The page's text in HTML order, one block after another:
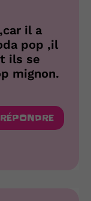
il a
pop ,il
ils se
mignon.
RÉPONDRE